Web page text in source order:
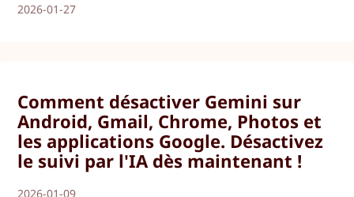
2026-01-27
Comment désactiver Gemini sur
Android, Gmail, Chrome, Photos et
les applications Google. Désactivez
le suivi par l'IA dès maintenant !
2026-01-09